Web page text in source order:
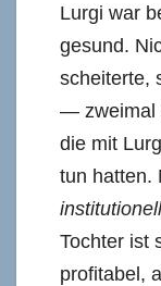
Lurgi war
gesund.
scheiterte,
— zweimal
die mit
tun hatten.
Tochter ist
profitabel,